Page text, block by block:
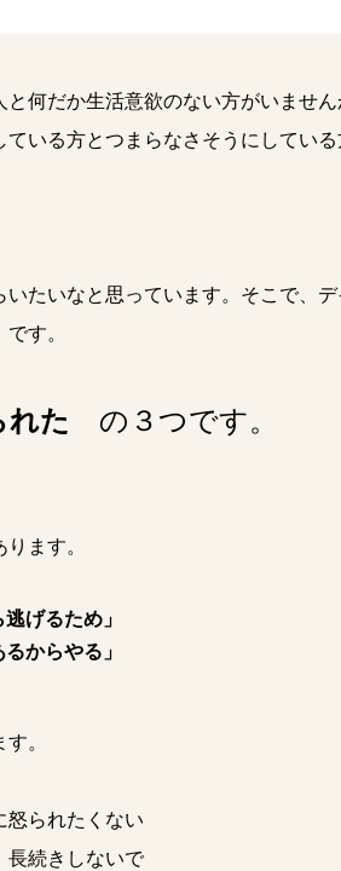
何だか生活意欲のない方がいません
いる方とつまらなさそうにしている
たいなと思っています。そこで、
す。
た の３つです。
ます。
げるため」
からやる」
。
怒られたくない
長続きしないで